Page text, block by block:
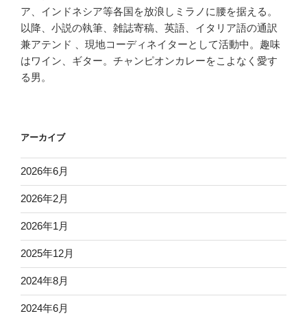
ア、インドネシア等各国を放浪しミラノに腰を据える。
以降、小説の執筆、雑誌寄稿、英語、イタリア語の通訳
兼アテンド 、現地コーディネイターとして活動中。趣味
はワイン、ギター。チャンピオンカレーをこよなく愛す
る男。
アーカイブ
2026年6月
2026年2月
2026年1月
2025年12月
2024年8月
2024年6月